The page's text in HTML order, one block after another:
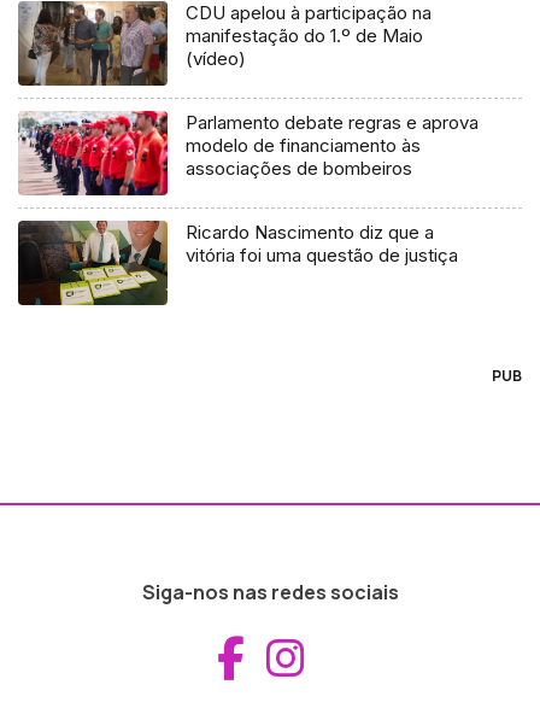
CDU apelou à participação na
manifestação do 1.º de Maio
(vídeo)
Parlamento debate regras e aprova
modelo de financiamento às
associações de bombeiros
Ricardo Nascimento diz que a
vitória foi uma questão de justiça
PUB
Siga-nos nas redes sociais
Aceder ao